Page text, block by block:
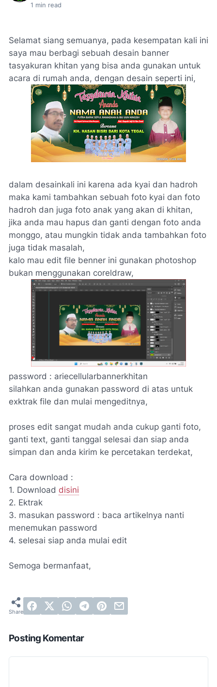
1 min read
Selamat siang semuanya, pada kesempatan kali ini
saya mau berbagi sebuah desain banner
tasyakuran khitan yang bisa anda gunakan untuk
acara di rumah anda, dengan desain seperti ini,
dalam desainkali ini karena ada kyai dan hadroh
maka kami tambahkan sebuah foto kyai dan foto
hadroh dan juga foto anak yang akan di khitan,
jika anda mau hapus dan ganti dengan foto anda
monggo, atau mungkin tidak anda tambahkan foto
juga tidak masalah,
kalo mau edit file benner ini gunakan photoshop
bukan menggunakan coreldraw,
password : ariecellularbannerkhitan
silahkan anda gunakan password di atas untuk
exktrak file dan mulai mengeditnya,
proses edit sangat mudah anda cukup ganti foto,
ganti text, ganti tanggal selesai dan siap anda
simpan dan anda kirim ke percetakan terdekat,
Cara download :
1. Download disini
2. Ektrak
3. masukan password : baca artikelnya nanti
menemukan password
4. selesai siap anda mulai edit
Semoga bermanfaat,
Posting Komentar